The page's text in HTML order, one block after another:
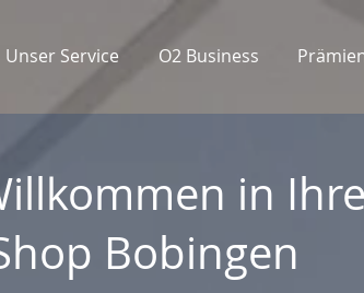
Unser Service O2 Business
in
Bobingen